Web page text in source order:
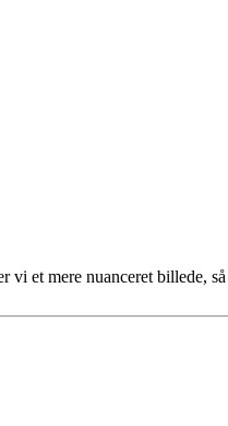
et mere nuanceret billede,